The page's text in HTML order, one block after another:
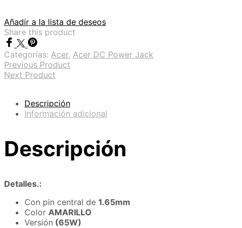
Añadir a la lista de deseos
Share this product
Categorías: Acer, Acer DC Power Jack
Previous Product
Next Product
Descripción
Información adicional
Descripción
Detalles.:
Con pin central de 1.65mm
Color AMARILLO
Versión (65W)